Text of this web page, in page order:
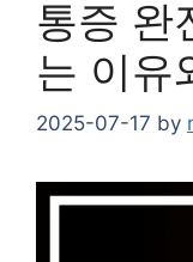
통증 완
는 이유
2025-07-17 by